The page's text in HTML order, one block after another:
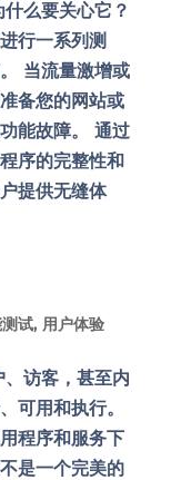
么要关心它？
行一系列测
当流量激增或
备您的网站或
能故障。 通过
序的完整性和
提供无缝体
试, 用户体验
访客，甚至内
可用和执行。
程序和服务下
是一个完美的